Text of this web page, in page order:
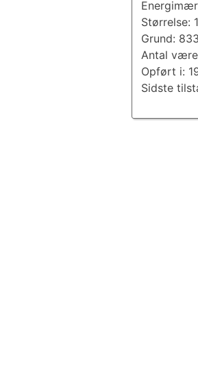
Størrelse:
Grund:
Antal
Opført i:
Sidste